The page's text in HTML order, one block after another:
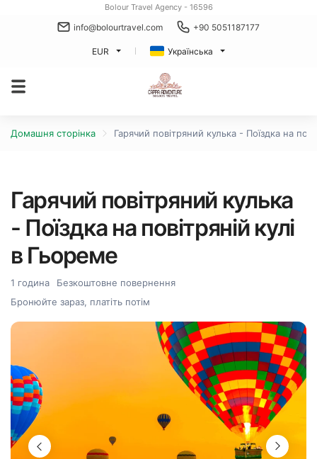
Bolour Travel Agency - 16596
info@bolourtravel.com +90 5051187177
EUR Українська
Домашня сторінка Гарячий повітряний кулька - Поїздка на
Гарячий повітряний кулька
- Поїздка на повітряній кулі
в Гьореме
1 година
Безкоштовне повернення
Бронюйте зараз, платіть потім